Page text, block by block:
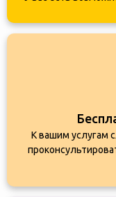
К вашим услугам